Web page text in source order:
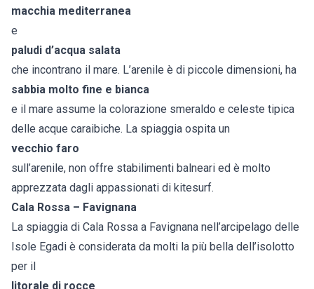
macchia mediterranea
e
paludi d’acqua salata
che incontrano il mare. L’arenile è di piccole dimensioni, ha
sabbia molto fine e bianca
e il mare assume la colorazione smeraldo e celeste tipica
delle acque caraibiche. La spiaggia ospita un
vecchio faro
sull’arenile, non offre stabilimenti balneari ed è molto
apprezzata dagli appassionati di kitesurf.
Cala Rossa – Favignana
La spiaggia di Cala Rossa a Favignana nell’arcipelago delle
Isole Egadi è considerata da molti la più bella dell’isolotto
per il
litorale di rocce